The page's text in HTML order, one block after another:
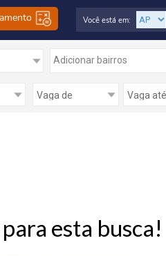
Você está em:
Adicionar bairros
esta busca!